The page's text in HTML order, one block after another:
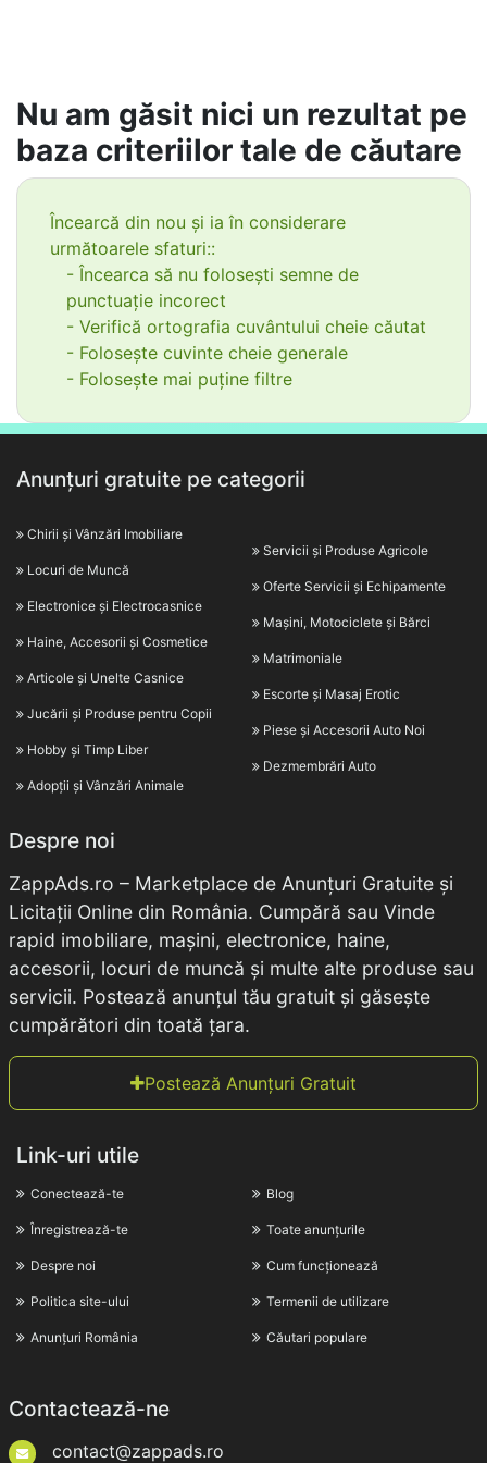
Nu am găsit nici un rezultat pe
baza criteriilor tale de căutare
Încearcă din nou și ia în considerare
următoarele sfaturi::
- Încearca să nu folosești semne de
punctuație incorect
- Verifică ortografia cuvântului cheie căutat
- Folosește cuvinte cheie generale
- Folosește mai puține filtre
Anunțuri gratuite pe categorii
Chirii și Vânzări Imobiliare
Locuri de Muncă
Electronice și Electrocasnice
Haine, Accesorii și Cosmetice
Articole și Unelte Casnice
Jucării și Produse pentru Copii
Hobby și Timp Liber
Adopții și Vânzări Animale
Servicii și Produse Agricole
Oferte Servicii și Echipamente
Mașini, Motociclete și Bărci
Matrimoniale
Escorte și Masaj Erotic
Piese și Accesorii Auto Noi
Dezmembrări Auto
Despre noi
ZappAds.ro – Marketplace de Anunțuri Gratuite și
Licitații Online din România. Cumpără sau Vinde
rapid imobiliare, mașini, electronice, haine,
accesorii, locuri de muncă și multe alte produse sau
servicii. Postează anunțul tău gratuit și găsește
cumpărători din toată țara.
Postează Anunțuri Gratuit
Link-uri utile
Conectează-te
Înregistrează-te
Despre noi
Politica site-ului
Anunțuri România
Blog
Toate anunțurile
Cum funcționează
Termenii de utilizare
Căutari populare
Contactează-ne
contact@zappads.ro